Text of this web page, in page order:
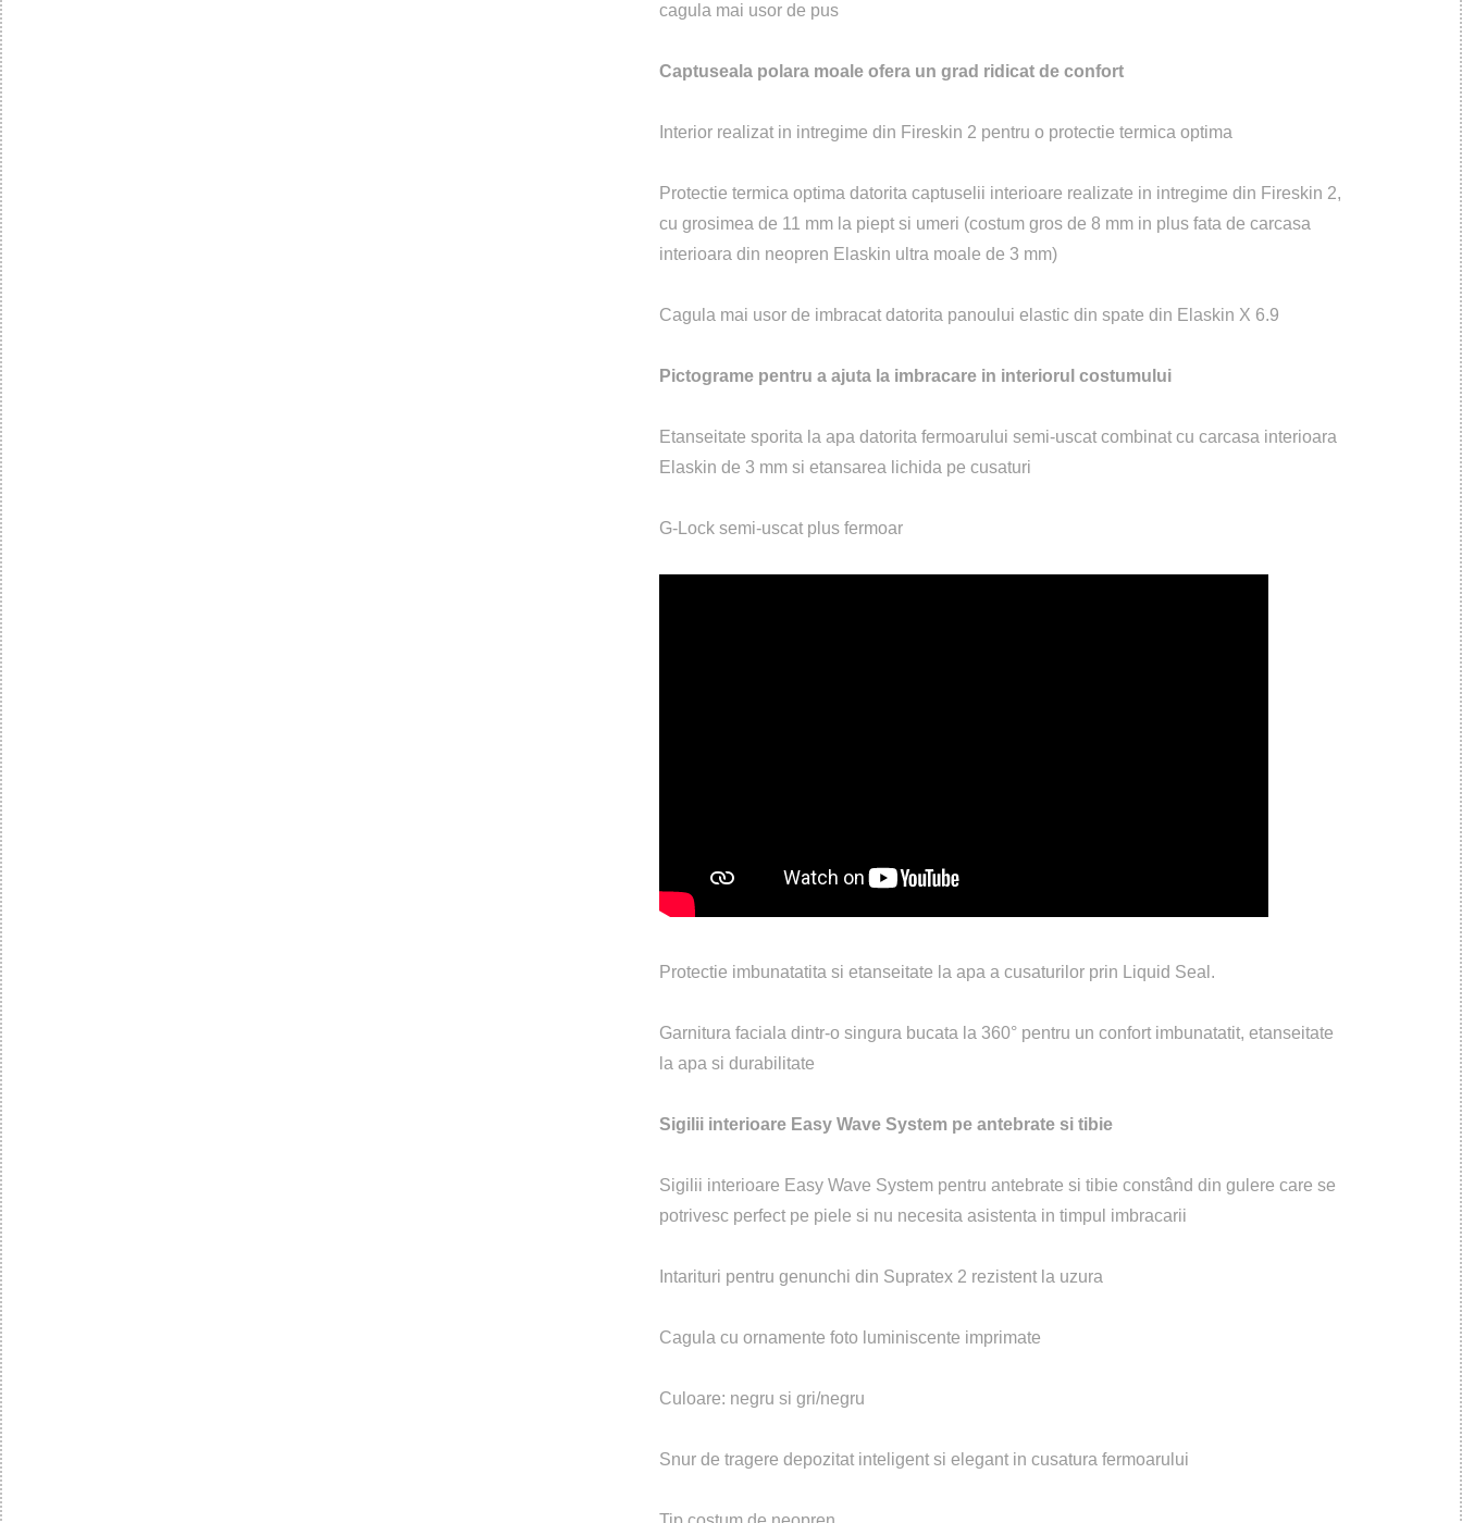
cagula mai usor de pus
Captuseala polara moale ofera un grad ridicat de confort
Interior realizat in intregime din Fireskin 2 pentru o protectie termica optima
Protectie termica optima datorita captuselii interioare realizate in intregime din Fireskin 2,
cu grosimea de 11 mm la piept si umeri (costum gros de 8 mm in plus fata de carcasa
interioara din neopren Elaskin ultra moale de 3 mm)
Cagula mai usor de imbracat datorita panoului elastic din spate din Elaskin X 6.9
Pictograme pentru a ajuta la imbracare in interiorul costumului
Etanseitate sporita la apa datorita fermoarului semi-uscat combinat cu carcasa interioara
Elaskin de 3 mm si etansarea lichida pe cusaturi
G-Lock semi-uscat plus fermoar
Protectie imbunatatita si etanseitate la apa a cusaturilor prin Liquid Seal.
Garnitura faciala dintr-o singura bucata la 360° pentru un confort imbunatatit, etanseitate
la apa si durabilitate
Sigilii interioare Easy Wave System pe antebrate si tibie
Sigilii interioare Easy Wave System pentru antebrate si tibie constând din gulere care se
potrivesc perfect pe piele si nu necesita asistenta in timpul imbracarii
Intarituri pentru genunchi din Supratex 2 rezistent la uzura
Cagula cu ornamente foto luminiscente imprimate
Culoare: negru si gri/negru
Snur de tragere depozitat inteligent si elegant in cusatura fermoarului